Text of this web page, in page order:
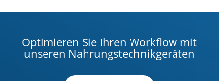
Optimieren Sie Ihren Workflow mit
unseren Nahrungstechnikgeräten